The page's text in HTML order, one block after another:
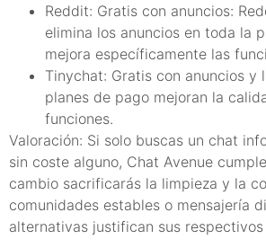
Reddit: Gratis con anuncios:
elimina los anuncios en toda la
mejora específicamente las
Tinychat: Gratis con anuncios y
planes de pago mejoran la
funciones.
Valoración: Si solo buscas un chat
sin coste alguno, Chat Avenue
cambio sacrificarás la limpieza y la
comunidades estables o mensajería
alternativas justifican sus respectivos